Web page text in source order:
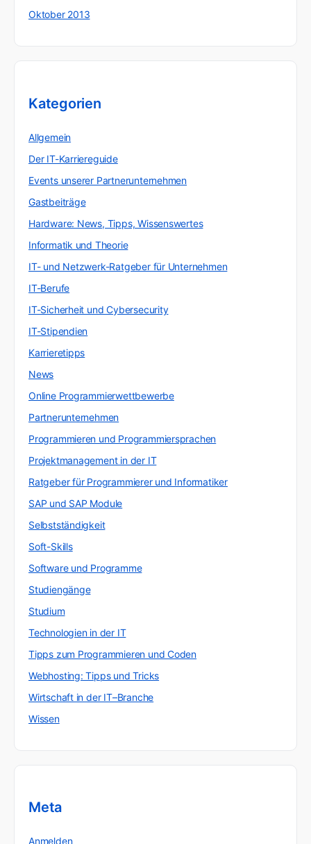
Oktober 2013
Kategorien
Allgemein
Der IT-Karriereguide
Events unserer Partnerunternehmen
Gastbeiträge
Hardware: News, Tipps, Wissenswertes
Informatik und Theorie
IT- und Netzwerk-Ratgeber für Unternehmen
IT-Berufe
IT-Sicherheit und Cybersecurity
IT-Stipendien
Karrieretipps
News
Online Programmierwettbewerbe
Partnerunternehmen
Programmieren und Programmiersprachen
Projektmanagement in der IT
Ratgeber für Programmierer und Informatiker
SAP und SAP Module
Selbstständigkeit
Soft-Skills
Software und Programme
Studiengänge
Studium
Technologien in der IT
Tipps zum Programmieren und Coden
Webhosting: Tipps und Tricks
Wirtschaft in der IT–Branche
Wissen
Meta
Anmelden